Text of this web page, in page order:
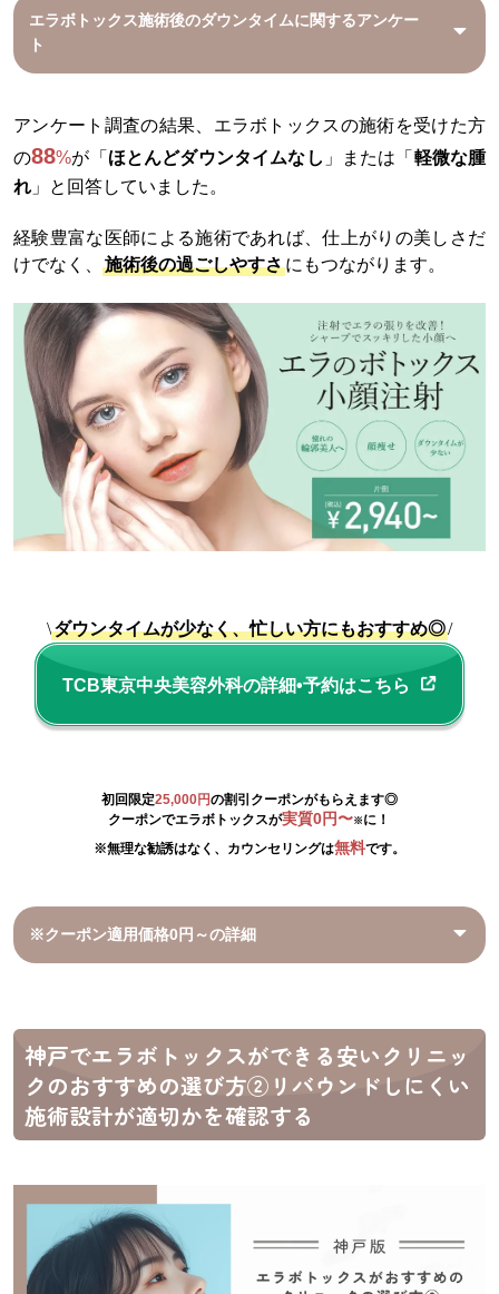
エラボトックス施術後のダウンタイムに関するアンケー
ト
アンケート調査の結果、エラボトックスの施術を受けた方
の88%が「 ほとんどダウンタイムなし 」または「 軽微な腫
れ 」と回答していました。
経験豊富な医師による施術であれば、仕上がりの美しさだ
けでなく、
施術後の過ごしやすさにもつながります。
\ダウンタイムが少なく、忙しい方にもおすすめ◎/
TCB東京中央美容外科の詳細•予約はこちら
初回限定25,000円の割引クーポンがもらえます◎
クーポンでエラボトックスが実質0円〜※ に！
※無理な勧誘はなく、カウンセリングは無料です。
※クーポン適用価格0円～の詳細
神戸でエラボトックスができる安いクリニッ
クのおすすめの選び方②リバウンドしにくい
施術設計が適切かを確認する